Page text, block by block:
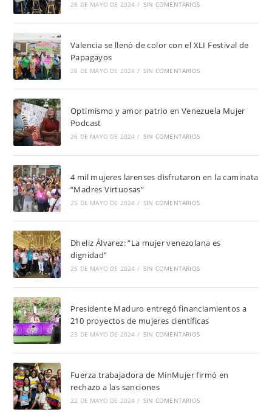
28 DE MAYO DE 2024 / SIN COMENTARIOS
Valencia se llenó de color con el XLI Festival de
Papagayos
26 DE MAYO DE 2024 / SIN COMENTARIOS
Optimismo y amor patrio en Venezuela Mujer
Podcast
26 DE MAYO DE 2024 / SIN COMENTARIOS
4 mil mujeres larenses disfrutaron en la caminata
“Madres Virtuosas”
25 DE MAYO DE 2024 / SIN COMENTARIOS
Dheliz Álvarez: “La mujer venezolana es
dignidad”
25 DE MAYO DE 2024 / SIN COMENTARIOS
Presidente Maduro entregó financiamientos a
210 proyectos de mujeres científicas
23 DE MAYO DE 2024 / SIN COMENTARIOS
Fuerza trabajadora de MinMujer firmó en
rechazo a las sanciones
22 DE MAYO DE 2024 / SIN COMENTARIOS